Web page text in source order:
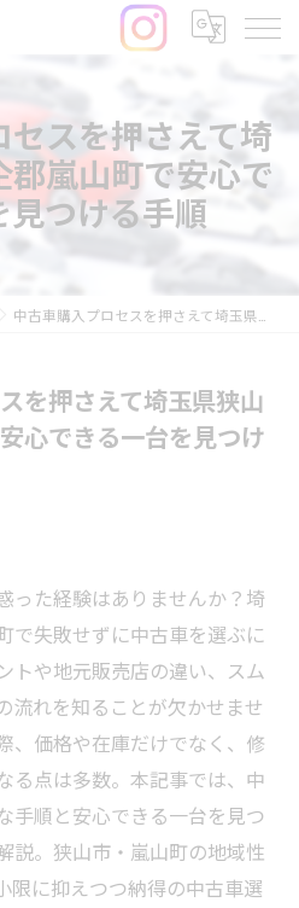
スを押さえて埼
嵐山町で安心で
見つける手順
中古車購入プロセスを押さえて埼玉県狭山市比企郡嵐山町で安心できる一台を見つける手順
を押さえて埼玉県狭山
心できる一台を見つけ
った経験はありませんか？埼
で失敗せずに中古車を選ぶに
トや地元販売店の違い、スム
流れを知ることが欠かせませ
、価格や在庫だけでなく、修
る点は多数。本記事では、中
手順と安心できる一台を見つ
説。狭山市・嵐山町の地域性
限に抑えつつ納得の中古車選